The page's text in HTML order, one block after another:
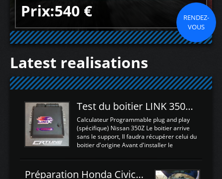
Prix:540 €
RENDEZ-
VOUS
Latest realisations
Test du boitier LINK 350Z Plugin ECU
Calculateur Programmable plug and play
(spécifique) Nissan 350Z Le boitier arrive
sans le support, Il faudra récupérer celui du
boitier d'origine Avant d'installer le
d'envoyer l'information de la large bande
Préparation Honda Civic Type R FK2